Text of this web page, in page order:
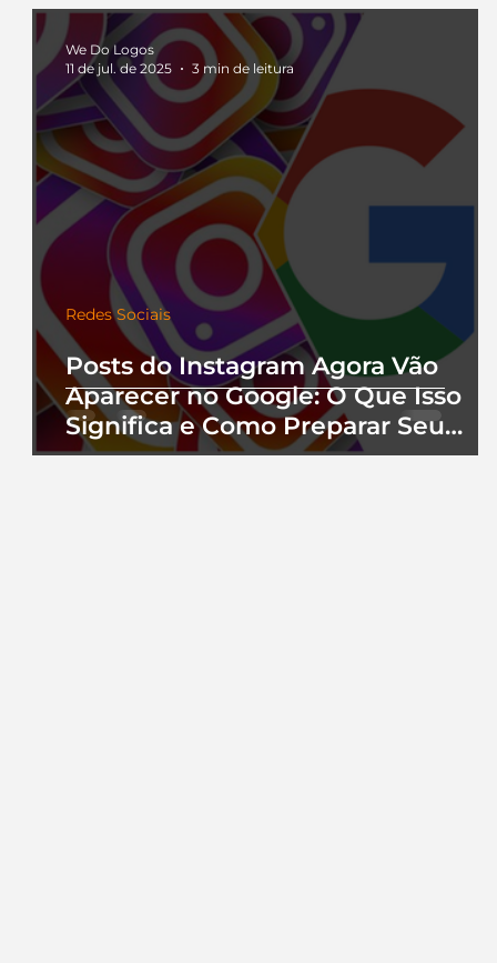
Posts do Instagram Agora Vão
Aparecer no Google: O Que Isso
Significa e Como Preparar Seu
Perfil
Redes Sociais
We Do Logos
11 de jul. de 2025
3 min de leitura